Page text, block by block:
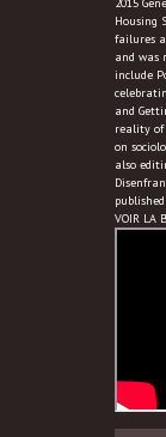
Housing
failures
and was
include
and
reality of
on
also
VOIR LA